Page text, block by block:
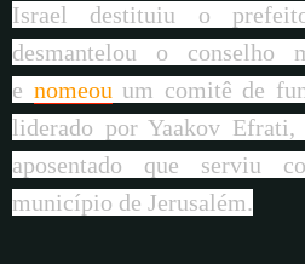
Israel destituiu o
desmantelou o conselho
e nomeouum comitê de
liderado por Yaakov
aposentado que serviu
município de Jerusalém.